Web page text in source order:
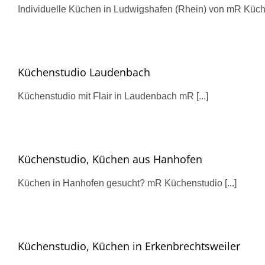
Individuelle Küchen in Ludwigshafen (Rhein) von mR
Küchenstudio Laudenbach
Küchenstudio mit Flair in Laudenbach mR [...]
Küchenstudio, Küchen aus Hanhofen
Küchen in Hanhofen gesucht? mR Küchenstudio [...]
Küchenstudio, Küchen in Erkenbrechtsweiler